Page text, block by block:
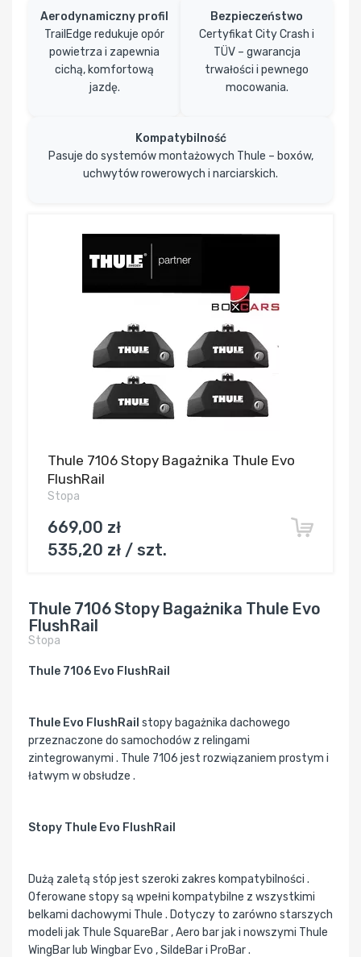
Aerodynamiczny profil
TrailEdge redukuje opór
powietrza i zapewnia
cichą, komfortową
jazdę.
Bezpieczeństwo
Certyfikat City Crash i
TÜV – gwarancja
trwałości i pewnego
mocowania.
Kompatybilność
Pasuje do systemów montażowych Thule – boxów,
uchwytów rowerowych i narciarskich.
Thule 7106 Stopy Bagażnika Thule Evo
FlushRail
Stopa
669,00 zł
535,20 zł / szt.
Thule 7106 Stopy Bagażnika Thule Evo
FlushRail
Stopa
Thule 7106 Evo FlushRail
Thule Evo FlushRail stopy bagażnika dachowego
przeznaczone do samochodów z relingami
zintegrowanymi . Thule 7106 jest rozwiązaniem prostym i
łatwym w obsłudze .
Stopy Thule Evo FlushRail
Dużą zaletą stóp jest szeroki zakres kompatybilności .
Oferowane stopy są wpełni kompatybilne z wszystkimi
belkami dachowymi Thule . Dotyczy to zarówno starszych
modeli jak Thule SquareBar , Aero bar jak i nowszymi Thule
WingBar lub Wingbar Evo , SildeBar i ProBar .